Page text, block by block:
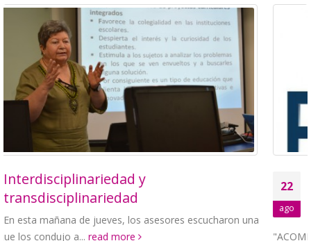
una
22
Entrega de recursos a los Grupos de
Investigación FRACTUS
En el cumplimiento de la estrategia 2,
"ACOMPAÑAMIENTO, SEGUIMIENTO, FORMACIÓN Y